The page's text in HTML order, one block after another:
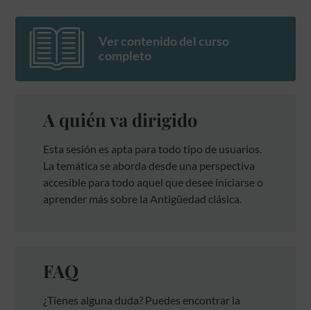
Ver contenido del curso
completo
A quién va dirigido
Esta sesión es apta para todo tipo de usuarios.
La temática se aborda desde una perspectiva
accesible para todo aquel que desee iniciarse o
aprender más sobre la Antigüedad clásica.
FAQ
¿Tienes alguna duda? Puedes encontrar la